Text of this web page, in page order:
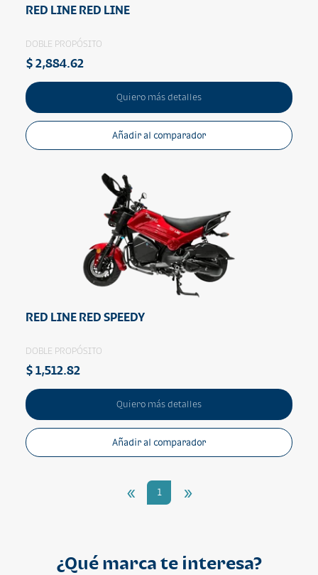
RED LINE RED LINE
DOBLE PROPÓSITO
$ 2,884.62
Quiero más detalles
Añadir al comparador
RED LINE RED SPEEDY
DOBLE PROPÓSITO
$ 1,512.82
Quiero más detalles
Añadir al comparador
« 1 »
¿Qué marca te interesa?